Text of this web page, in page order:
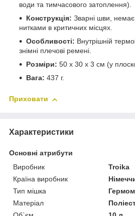
води та тимчасового затоплення).
Конструкція: Зварні шви,
нитками в критичних місцях.
Особливості: Внутрішній
знімні плечові ремені.
Розміри: 50 x 30 x 3 см (у
Вага: 437 г.
Приховати
Характеристики
Основні атрибути
Виробник
Troika
Країна виробник
Тип мішка
Матеріал